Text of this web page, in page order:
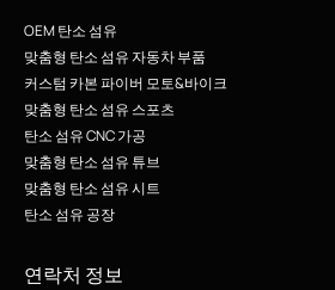
OEM 탄소 섬유
맞춤형 탄소 섬유 자동차 부품
커스텀 카본 파이버 모토&바이크
맞춤형 탄소 섬유 스포츠
탄소 섬유 CNC 가공
맞춤형 탄소 섬유 튜브
맞춤형 탄소 섬유 시트
탄소 섬유 공장
연락처 정보